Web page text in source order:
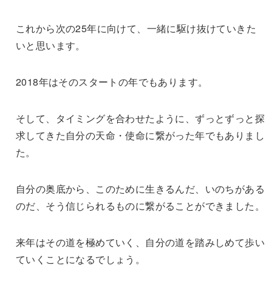
これから次の25年に向けて、一緒に駆け抜けていきた
いと思います。
2018年はそのスタートの年でもあります。
そして、タイミングを合わせたように、ずっとずっと探
求してきた自分の天命・使命に繋がった年でもありまし
た。
自分の奥底から、このために生きるんだ、いのちがある
のだ、そう信じられるものに繋がることができました。
来年はその道を極めていく、自分の道を踏みしめて歩い
ていくことになるでしょう。